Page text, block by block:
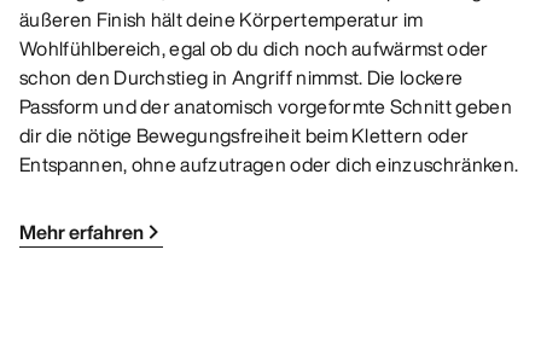
äußeren Finish hält deine Körpertemperatur im
Wohlfühlbereich, egal ob du dich noch aufwärmst oder
schon den Durchstieg in Angriff nimmst. Die lockere
Passform und der anatomisch vorgeformte Schnitt geben
dir die nötige Bewegungsfreiheit beim Klettern oder
Entspannen, ohne aufzutragen oder dich einzuschränken.
Mehr erfahren